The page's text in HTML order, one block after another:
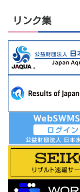
リンク集